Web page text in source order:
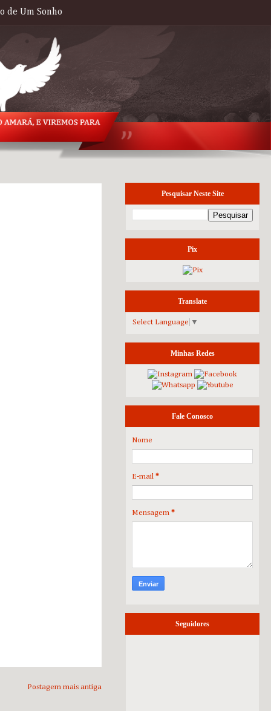
de Um Sonho
Postagem mais antiga
Pesquisar Neste Site
Pix
Translate
Select Language ▼
Minhas Redes
Fale Conosco
Nome
E-mail *
Mensagem *
Seguidores